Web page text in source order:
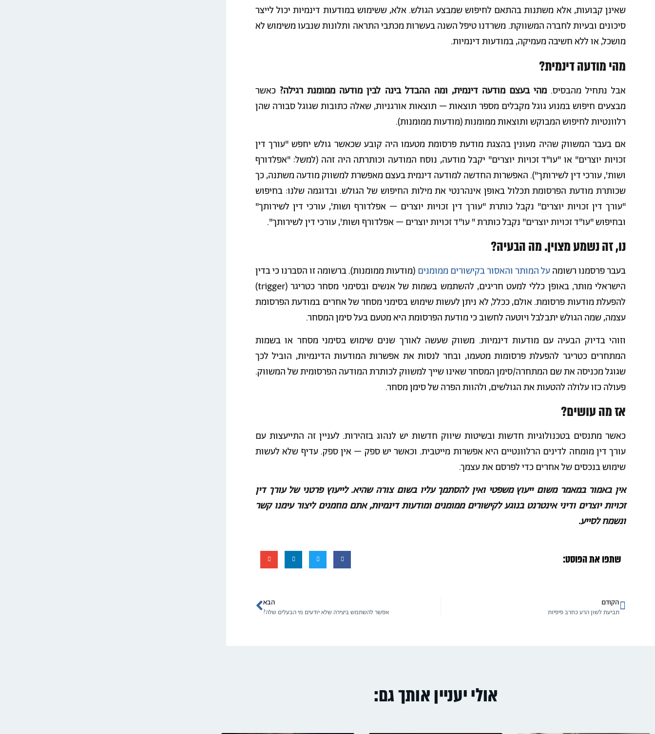
שאינן קבועות, אלא משתנות בהתאם לחיפוש שמבצע הגולש. אלא, ששימוש במודעות דינמיות יכול לייצר
סיכונים ובעיות לחברה המשווקת. משרדנו טיפל השנה בעשרות מכתבי התראה ותלונות שנבעו משימוש לא
מושכל, או ללא חשיבה מעמיקה, במודעות דינמיות.
מהי מודעה דינמית?
אבל נתחיל מהבסיס.מהי בעצם מודעה דינמית, ומה ההבדל בינה לבין מודעה ממומנת רגילה? כאשר
מבצעים חיפוש במנוע גוגל מקבלים מספר תוצאות – תוצאות אורגניות, שאלה כתובות שגוגל סבורה שהן
רלוונטיות לחיפוש המבוקש ותוצאות ממומנות (מודעות ממומנות).
אם בעבר המשווק שהיה מעונין בהצגת מודעת פרסומת מטעמו היה קובע שכאשר גולש יחפש "עורך דין
זכויות יוצרים" או "עו"ד זכויות יוצרים" יקבל מודעה, נוסח המודעה וכותרתה היה זהה (למשל: "אפלדורף
ושות', עורכי דין לשירותך"). האפשרות החדשה למודעה דינמית בעצם מאפשרת למשווק מודעה משתנה, כך
שכותרת מודעת הפרסומת תכלול באופן אינהרנטי את מילות החיפוש של הגולש. ובדוגמה שלנו: בחיפוש
"עורך דין זכויות יוצרים" נקבל כותרת "עורך דין זכויות יוצרים – אפלדורף ושות', עורכי דין לשירותך"
ובחיפוש "עו"ד זכויות יוצרים" נקבל כותרת " עו"ד זכויות יוצרים – אפלדורף ושות', עורכי דין לשירותך".
נו, זה נשמע מצוין. מה הבעיה?
בעבר פרסמנו רשומהעל המותר והאסור בקישורים ממומנים (מודעות ממומנות). ברשומה זו הסברנו כי בדין
הישראלי מותר, באופן כללי למעט חריגים, להשתמש בשמות של אנשים ובסימני מסחר כטריגר (trigger)
להפעלת מודעות פרסומת. אולם, ככלל, לא ניתן לעשות שימוש בסימני מסחר של אחרים במודעת הפרסומת
עצמה, שמה הגולש יתבלבל ויוטעה לחשוב כי מודעת הפרסומת היא מטעם בעל סימן המסחר.
וזוהי בדיוק הבעיה עם מודעות דינמיות. משווק שעשה לאורך שנים שימוש בסימני מסחר או בשמות
המתחרים כטריגר להפעלת פרסומות מטעמו, ובחר לנסות את אפשרות המודעות הדינמיות, הוביל לכך
שגוגל מכניסה את שם המתחרה/סימן המסחר שאינו שייך למשווק לכותרת המודעה הפרסומית של המשווק.
פעולה כזו עלולה להטעות את הגולשים, ולהוות הפרה של סימן מסחר.
אז מה עושים?
כאשר מתנסים בטכנולוגיות חדשות ובשיטות שיווק חדשות יש לנהוג בזהירות. לעניין זה התייעצות עם
עורך דין מומחה לדינים הרלוונטיים היא אפשרות מייטבית. וכאשר יש ספק – אין ספק. עדיף שלא לעשות
שימוש בנכסים של אחרים כדי לפרסם את עצמך.
אין באמור במאמר משום ייעוץ משפטי ואין להסתמך עליו בשום צורה שהיא. לייעוץ פרטני של עורך דין
זכויות יוצרים ודיני אינטרנט בנוגע לקישורים ממומנים ומודעות דינמיות, אתם מוזמנים ליצור עימנו קשר
ונשמח לסייע.
שתפו את הפוסט:
הקודם
תביעת לשון הרע כחרב פיפיות
הבא
אפשר להשתמש ביצירה שלא יודעים מי הבעלים שלה?
אולי יעניין אותך גם: